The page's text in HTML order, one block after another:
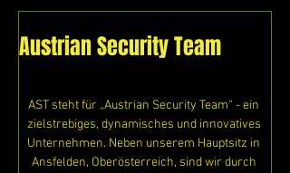
Austrian Security Team
AST steht für „Austrian Security Team“ - ein
zielstrebiges, dynamisches und innovatives
Unternehmen. Neben unserem Hauptsitz in
Ansfelden, Oberösterreich, sind wir durch